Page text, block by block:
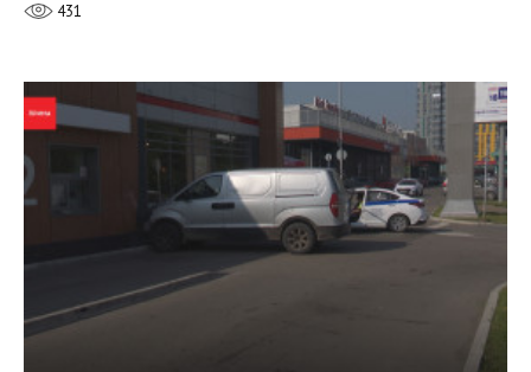
431